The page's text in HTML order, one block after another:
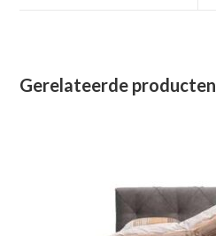
Gerelateerde producten